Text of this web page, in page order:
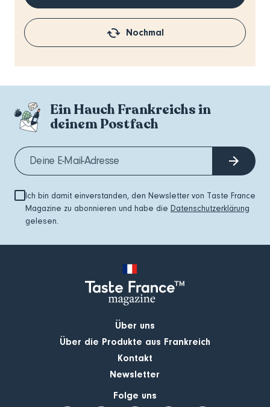
Nochmal
Ein Hauch Frankreichs in
deinem Postfach
Ich bin damit einverstanden, den Newsletter von Taste France
Magazine zu abonnieren und habe die Datenschutzerklärung
gelesen.
Über uns
Über die Produkte aus Frankreich
Kontakt
Newsletter
Folge uns